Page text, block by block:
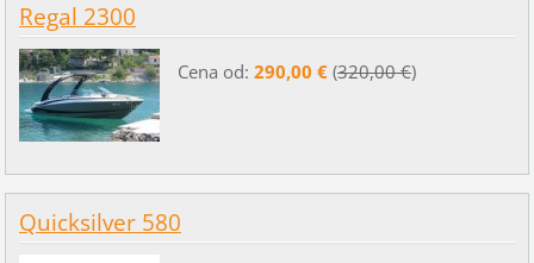
Regal 2300
Cena od: 290,00 €(320,00 €)
Quicksilver 580